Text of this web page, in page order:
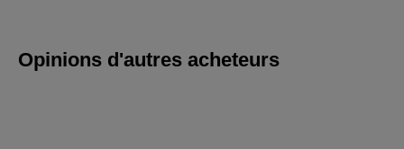
Opinions d'autres acheteurs